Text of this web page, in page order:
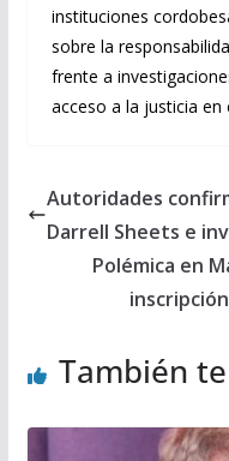
instituciones
sobre la
frente a
acceso a la justicia
Autoridades
Darrell Sheets e
Polémica en
También